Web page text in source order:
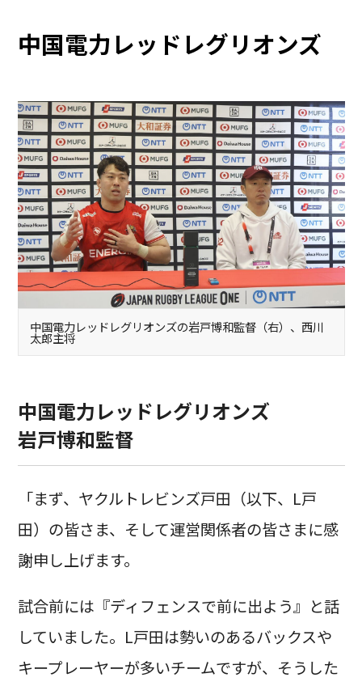
中国電力レッドレグリオンズ
中国電力レッドレグリオンズの岩戸博和監督（右）、西川
太郎主将
中国電力レッドレグリオンズ
岩戸博和監督
「まず、ヤクルトレビンズ戸田（以下、L戸
田）の皆さま、そして運営関係者の皆さまに感
謝申し上げます。
試合前には『ディフェンスで前に出よう』と話
していました。L戸田は勢いのあるバックスや
キープレーヤーが多いチームですが、そうした